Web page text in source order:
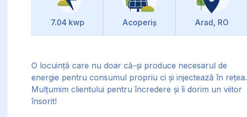
7.04 kwp Acoperiș Arad, RO
O locuință care nu doar că-și produce necesarul de
energie pentru consumul propriu ci și injectează în rețea.
Mulțumim clientului pentru încredere și îi dorim un viitor
însorit!